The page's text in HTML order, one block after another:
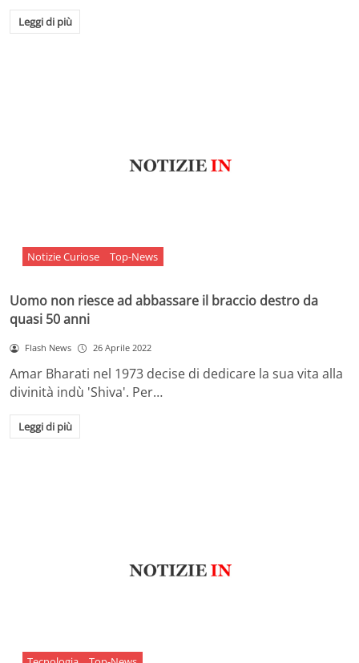
Leggi di più
Notizie Curiose Top-News
Uomo non riesce ad abbassare il braccio destro da
quasi 50 anni
Flash News 26 Aprile 2022
Amar Bharati nel 1973 decise di dedicare la sua vita alla
divinità indù 'Shiva'. Per…
Leggi di più